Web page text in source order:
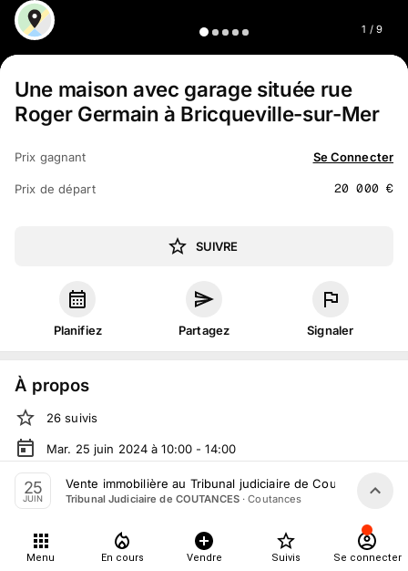
1 / 9
Une maison avec garage située rue
Roger Germain à Bricqueville-sur-Mer
Prix gagnant Se Connecter
Prix de départ 20 000 €
SUIVRE
Planifiez Partagez Signaler
À propos
26 suivis
Mar. 25 juin 2024 à 10:00 - 14:00
Vente judiciaireorganiséepar
Tribunal Judiciaire de
COUTANCES
France
Tout le monde peut participer
25
JUIN
Vente immobilière au Tribunal judiciaire de Coutances le
Tribunal Judiciaire de COUTANCES·Coutances
Menu En cours Vendre Suivis Se connecter